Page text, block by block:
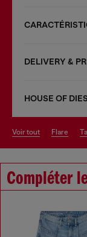
DELIVERY &
HOUSE OF
voir tout flare
Compléter